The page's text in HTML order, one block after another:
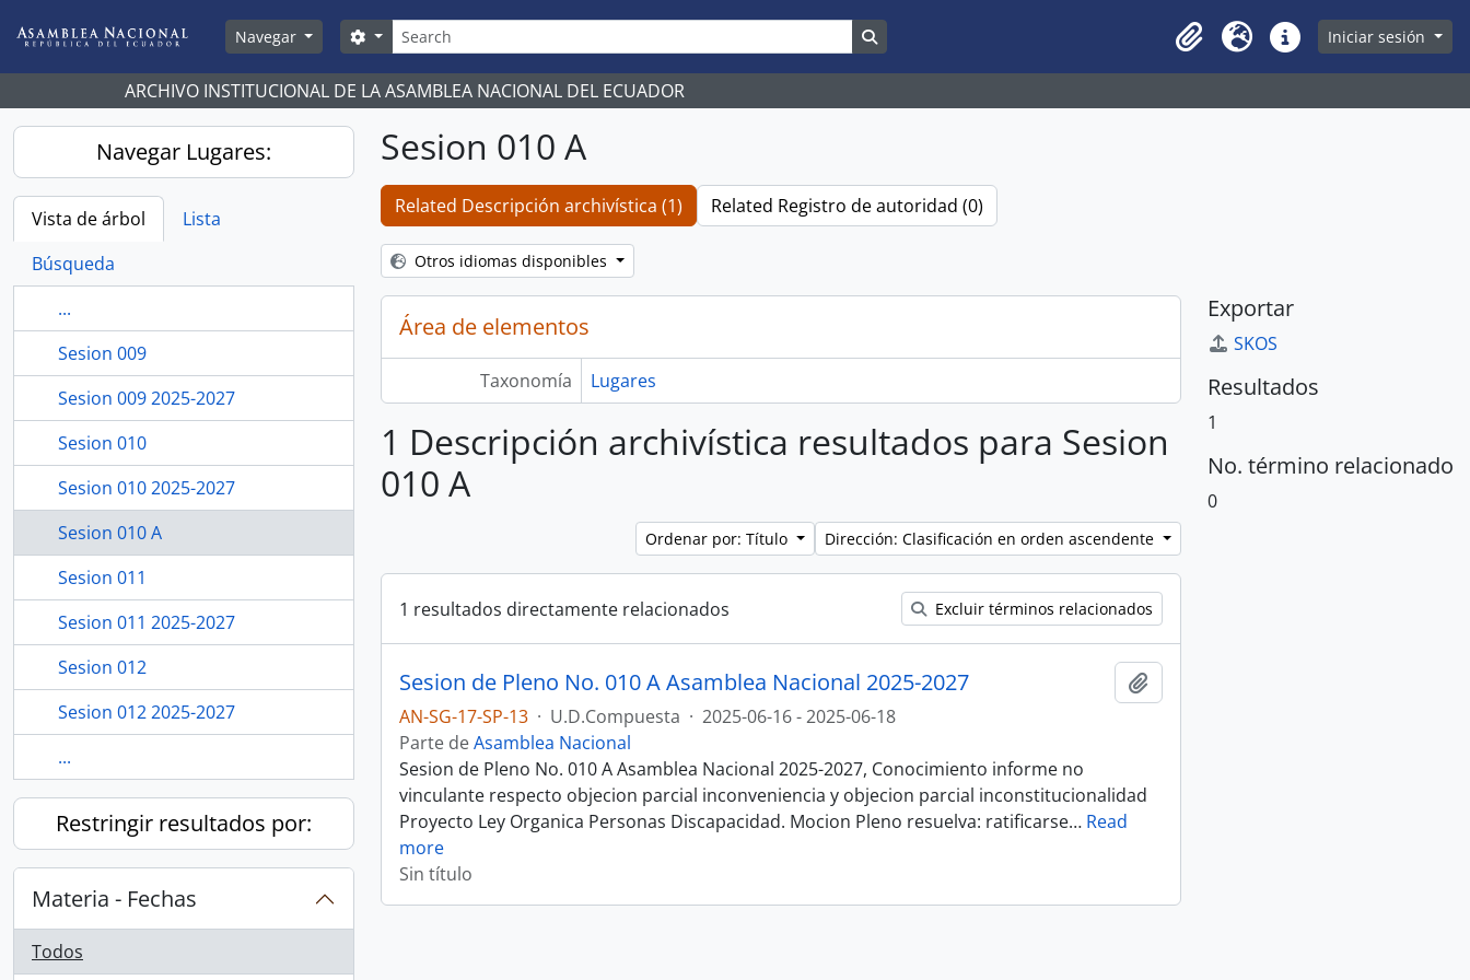
Navegar
Búsqueda
Search options
Clipboard
Idioma Enlaces rápidos
Iniciar sesión
ARCHIVO INSTITUCIONAL DE LA ASAMBLEA NACIONAL DEL ECUADOR
Navegar Lugares:
Vista de árbol
Lista
Búsqueda
...
Sesion 009
Sesion 009 2025-2027
Sesion 010
Sesion 010 2025-2027
Sesion 010 A
Sesion 011
Sesion 011 2025-2027
Sesion 012
Sesion 012 2025-2027
...
Restringir resultados por:
Materia - Fechas
Todos
Sesion 010 A
Related Descripción archivística (1) Related Registro de autoridad (0)
Otros idiomas disponibles
Área de elementos
Taxonomía Lugares
1 Descripción archivística resultados para Sesion
010 A
Ordenar por: Título Dirección: Clasificación en orden ascendente
1 resultados directamente relacionados Excluir términos relacionados
Sesion de Pleno No. 010 A Asamblea Nacional 2025-2027
AN-SG-17-SP-13 · U.D.Compuesta · 2025-06-16 - 2025-06-18
Parte deAsamblea Nacional
Sesion de Pleno No. 010 A Asamblea Nacional 2025-2027, Conocimiento informe no
vinculante respecto objecion parcial inconveniencia y objecion parcial inconstitucionalidad
Proyecto Ley Organica Personas Discapacidad. Mocion Pleno resuelva: ratificarse… Read
more
Sin título
Exportar
SKOS
Resultados
1
No. término relacionado
0